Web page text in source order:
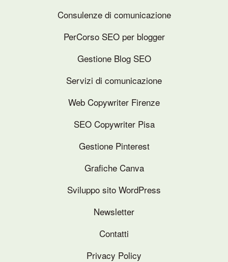
Consulenze di comunicazione
PerCorso SEO per blogger
Gestione Blog SEO
Servizi di comunicazione
Web Copywriter Firenze
SEO Copywriter Pisa
Gestione Pinterest
Grafiche Canva
Sviluppo sito WordPress
Newsletter
Contatti
Privacy Policy